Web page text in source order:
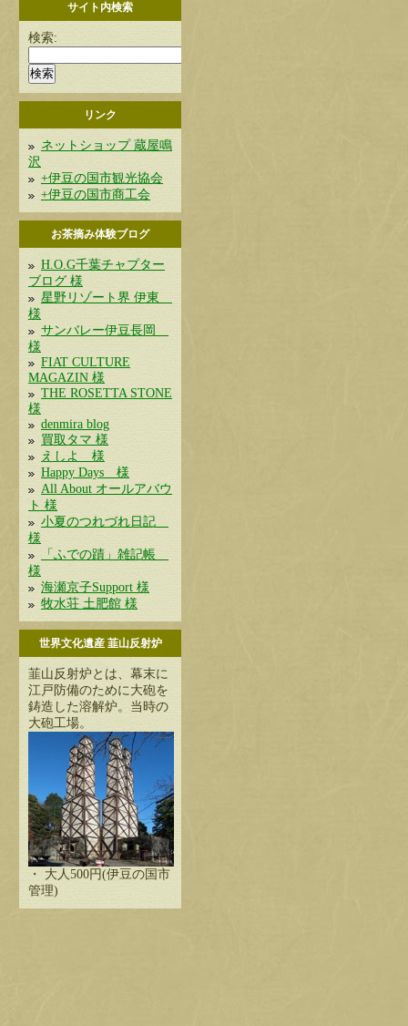
サイト内検索
検索:
リンク
ネットショップ 蔵屋鳴
沢
+伊豆の国市観光協会
+伊豆の国市商工会
お茶摘み体験ブログ
H.O.G千葉チャプター
ブログ 様
星野リゾート界 伊東
様
サンバレー伊豆長岡
様
FIAT CULTURE
MAGAZIN 様
THE ROSETTA STONE
様
denmira blog
買取タマ 様
えしよ 様
Happy Days 様
All About オールアバウ
ト 様
小夏のつれづれ日記
様
「ふでの蹟」雑記帳
様
海瀬京子Support 様
牧水荘 土肥館 様
世界文化遺産 韮山反射炉
韮山反射炉とは、幕末に
江戸防備のために大砲を
鋳造した溶解炉。当時の
大砲工場。
・ 大人500円(伊豆の国市
管理)